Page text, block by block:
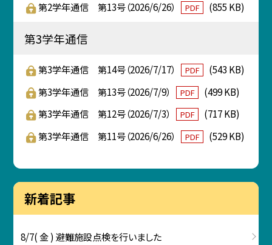
第2学年通信 第13号（2026/6/26）
PDF (855 KB)
第3学年通信
第3学年通信 第14号（2026/7/17） PDF
(543 KB)
第3学年通信 第13号（2026/7/9）
PDF
(499 KB)
第3学年通信 第12号（2026/7/3）
PDF
(717 KB)
第3学年通信 第11号（2026/6/26）
PDF (529 KB)
新着記事
8/7( 金 ) 避難施設点検を行いました